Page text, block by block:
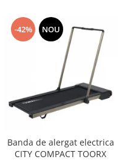
-42% NOU
Banda de alergat electrica
CITY COMPACT TOORX